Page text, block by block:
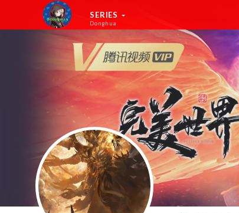
SERIES
Donghua